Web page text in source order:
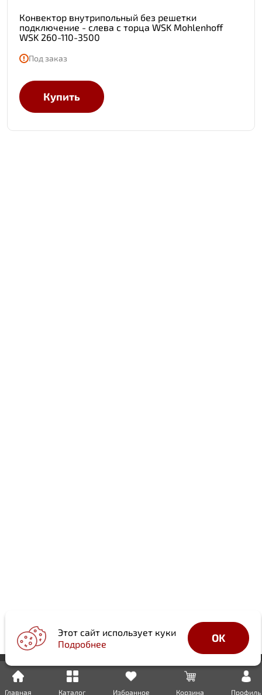
Конвектор внутрипольный без решетки
подключение - слева с торца WSK Mohlenhoff
WSK 260-110-3500
Под заказ
Купить
Главная Каталог Избранное Корзина Профиль
Этот сайт использует куки
Подробнее
OK